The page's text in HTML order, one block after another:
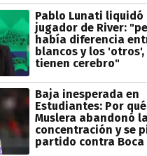
Pablo Lunati liquidó
jugador de River:
había diferencia
blancos y los 'otros',
tienen cerebro"
Baja inesperada en
Estudiantes: Por
Muslera abandonó la
concentración y se
partido contra Boca